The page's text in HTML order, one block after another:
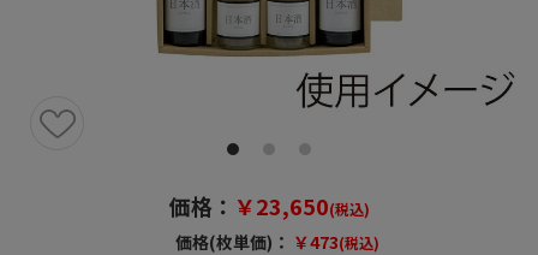
価格： ￥23,650(税込)
価格(枚単価)： ￥473(税込)